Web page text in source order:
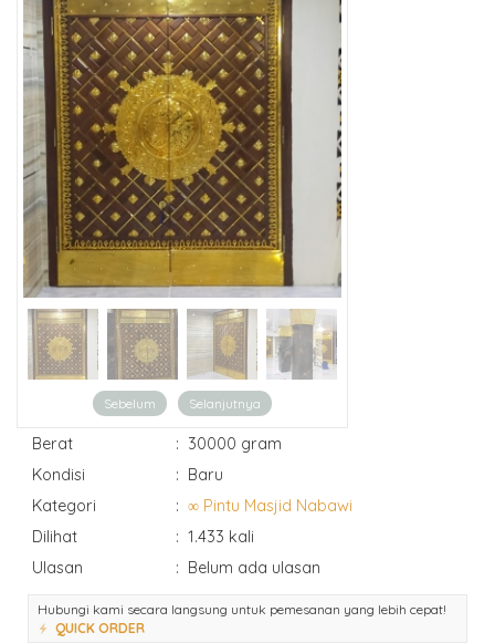
Sebelum Selanjutnya
Berat : 30000 gram
Kondisi
: Baru
Kategori
: ∞ Pintu Masjid Nabawi
Dilihat
: 1.433 kali
Ulasan
: Belum ada ulasan
Hubungi kami secara langsung untuk pemesanan yang lebih cepat!
QUICK ORDER